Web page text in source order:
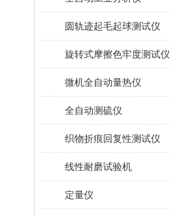
圆轨迹起毛起球测试仪
旋转式摩擦色牢度测试仪
微机全自动量热仪
全自动测硫仪
织物折痕回复性测试仪
线性耐磨试验机
定量仪